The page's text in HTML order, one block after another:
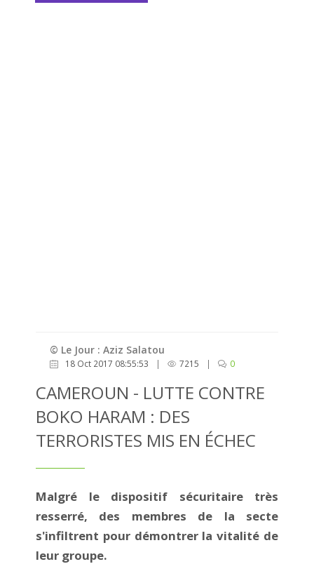
© Le Jour : Aziz Salatou
18 Oct 2017 08:55:53 | 7215 | 0
CAMEROUN - LUTTE CONTRE
BOKO HARAM : DES
TERRORISTES MIS EN ÉCHEC
Malgré le dispositif sécuritaire très
resserré, des membres de la secte
s'infiltrent pour démontrer la vitalité de
leur groupe.